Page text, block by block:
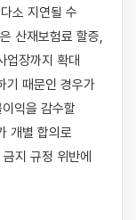
소 지연될 수
산재보험료 할증,
장까지 확대
기 때문인 경우가
익을 감수할
개별 합의로
지 규정 위반에